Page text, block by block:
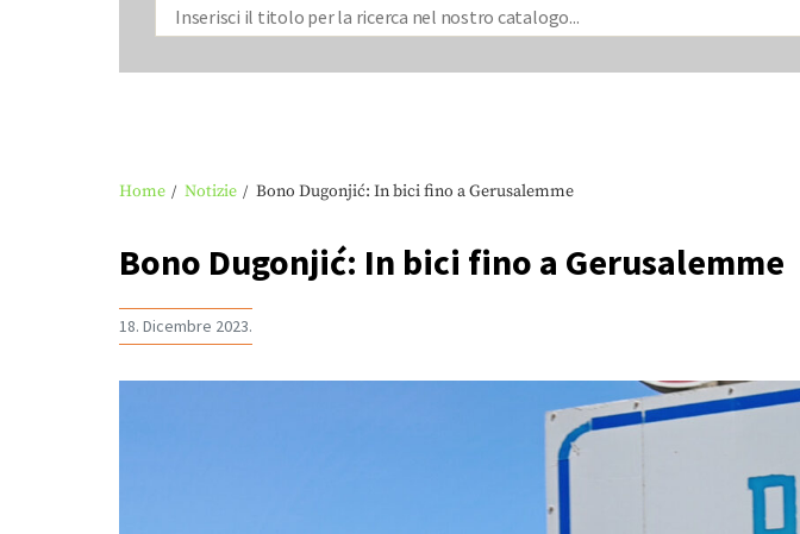
Home Notizie Bono Dugonjić: In bici fino a Gerusalemme
Bono Dugonjić: In bici fino a Gerusalemme
18. Dicembre 2023.